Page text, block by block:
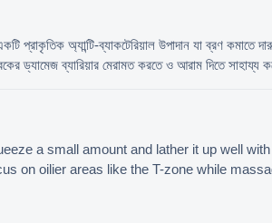
প্রাকৃতিক অ্যান্টি-ব্যাকটেরিয়াল উপাদান যা ব্রণ কমাতে
ড্যামেজ ব্যারিয়ার মেরামত করতে ও আরাম দিতে সাহায্য
a small amount and lather it up well with
on oilier areas like the T-zone while